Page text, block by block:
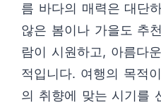
름 바다의 매력은 대단
않은 봄이나 가을도 추
람이 시원하고, 아름다
적입니다. 여행의 목적
의 취향에 맞는 시기를